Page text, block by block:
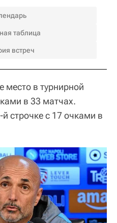
таблица
встреч
место в турнирной
в 33 матчах.
строчке с 17 очками в